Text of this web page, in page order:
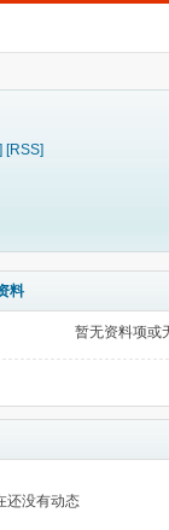
[RSS]
料
暂无资料项或
还没有动态